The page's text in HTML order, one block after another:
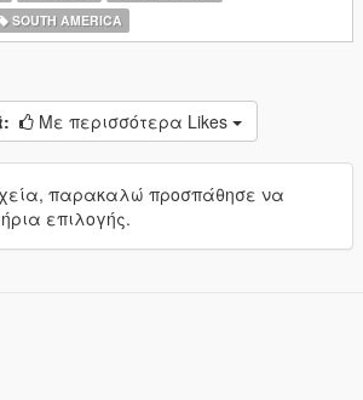
SOUTH AMERICA
Με περισσότερα Likes
παρακαλώ προσπάθησε να
επιλογής.